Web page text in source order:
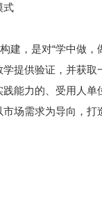
式
建，是对“学中做
提供验证，并获
能力的、受用人
场需求为导向，